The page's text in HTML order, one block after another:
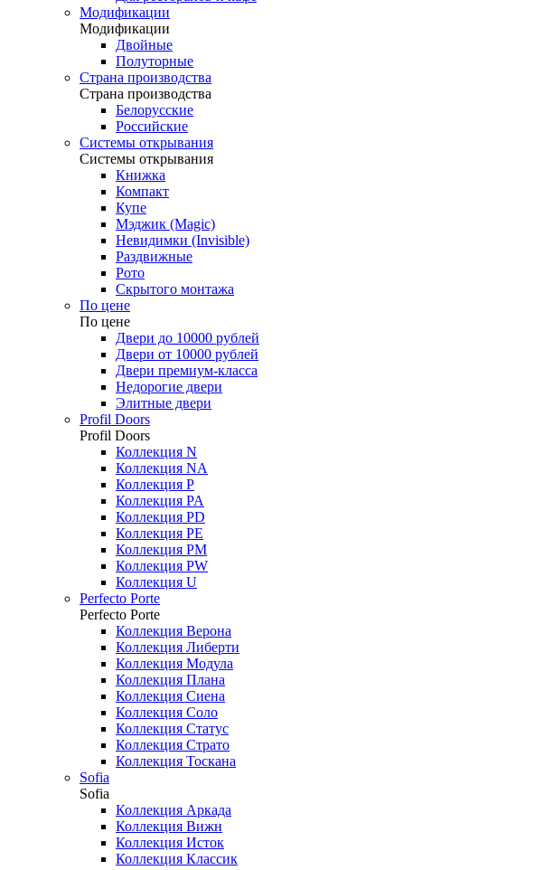
Модификации
Модификации
Двойные
Полуторные
Страна производства
Страна производства
Белорусские
Российские
Системы открывания
Системы открывания
Книжка
Компакт
Купе
Мэджик (Magic)
Невидимки (Invisible)
Раздвижные
Рото
Скрытого монтажа
По цене
По цене
Двери до 10000 рублей
Двери от 10000 рублей
Двери премиум-класса
Недорогие двери
Элитные двери
Profil Doors
Profil Doors
Коллекция N
Коллекция NA
Коллекция P
Коллекция PA
Коллекция PD
Коллекция PE
Коллекция PM
Коллекция PW
Коллекция U
Perfecto Porte
Perfecto Porte
Коллекция Верона
Коллекция Либерти
Коллекция Модула
Коллекция Плана
Коллекция Сиена
Коллекция Соло
Коллекция Статус
Коллекция Страто
Коллекция Тоскана
Sofia
Sofia
Коллекция Аркада
Коллекция Вижн
Коллекция Исток
Коллекция Классик